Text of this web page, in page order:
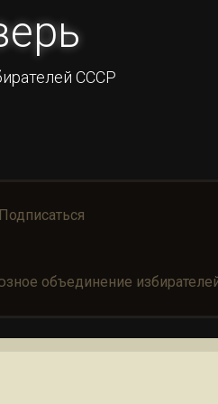
СССР
Подписаться
объединение